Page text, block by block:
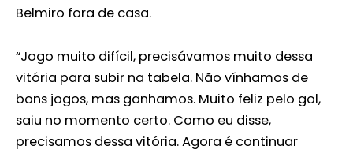
Belmiro fora de casa.
“Jogo muito difícil, precisávamos muito dessa
vitória para subir na tabela. Não vínhamos de
bons jogos, mas ganhamos. Muito feliz pelo gol,
saiu no momento certo. Como eu disse,
precisamos dessa vitória. Agora é continuar